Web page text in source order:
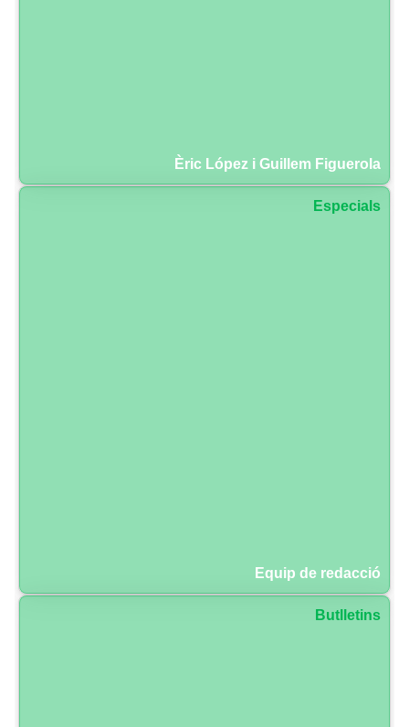
Èric López i Guillem Figuerola
Especials
Equip de redacció
Butlletins